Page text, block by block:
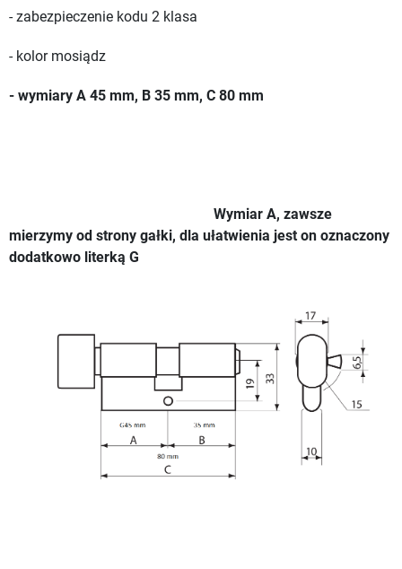
- zabezpieczenie kodu 2 klasa
- kolor mosiądz
- wymiary A 45 mm, B 35 mm, C 80 mm
Wymiar A, zawsze
mierzymy od strony gałki, dla ułatwienia jest on oznaczony
dodatkowo literką G